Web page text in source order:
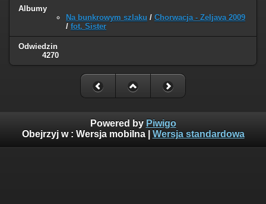
Albumy
Na bunkrowym szlaku / Chorwacja - Zeljava 2009
/ fot. Sister
Odwiedzin
4270
Powered by Piwigo
Obejrzyj w : Wersja mobilna| Wersja standardowa